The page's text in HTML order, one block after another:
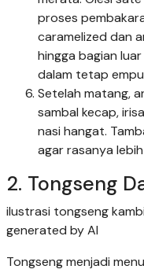
proses
caramelized dan
hingga bagian
dalam tetap
Setelah matang,
sambal kecap,
nasi hangat.
agar rasanya
2. Tongseng
ilustrasi tongseng
generated by AI
Tongseng menjadi